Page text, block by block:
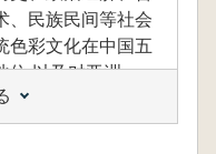
、民族民间等社会
色彩文化在中国五
位,以及对亚洲、
。